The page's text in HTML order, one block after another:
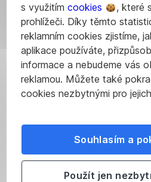
s využitím cookies
, které
prohlížeči. Díky těmto
reklamním cookies zjistíme,
aplikace používáte,
informace a nebudeme vás
reklamou. Můžete také
cookies nezbytnými pro
Souhlasím a
Použít jen